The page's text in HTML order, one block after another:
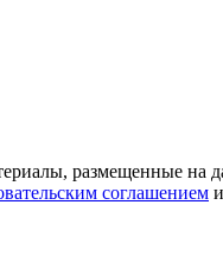
размещенные на
соглашением и